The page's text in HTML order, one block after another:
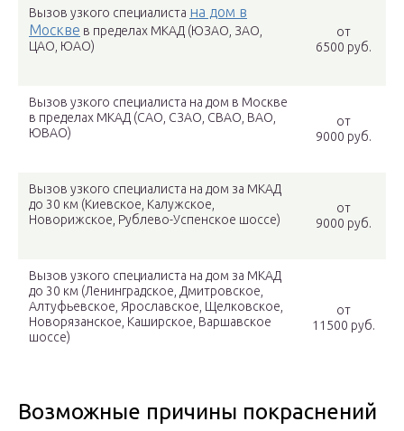
Вызов узкого специалиста на дом в
Москве в пределах МКАД (ЮЗАО, ЗАО,
ЦАО, ЮАО)
от
6500 руб.
Вызов узкого специалиста на дом в Москве
в пределах МКАД (САО, СЗАО, СВАО, ВАО,
ЮВАО)
от
9000 руб.
Вызов узкого специалиста на дом за МКАД
до 30 км (Киевское, Калужское,
Новорижское, Рублево-Успенское шоссе)
от
9000 руб.
Вызов узкого специалиста на дом за МКАД
до 30 км (Ленинградское, Дмитровское,
Алтуфьевское, Ярославское, Щелковское,
Новорязанское, Каширское, Варшавское
шоссе)
от
11500 руб.
Возможные причины покраснений